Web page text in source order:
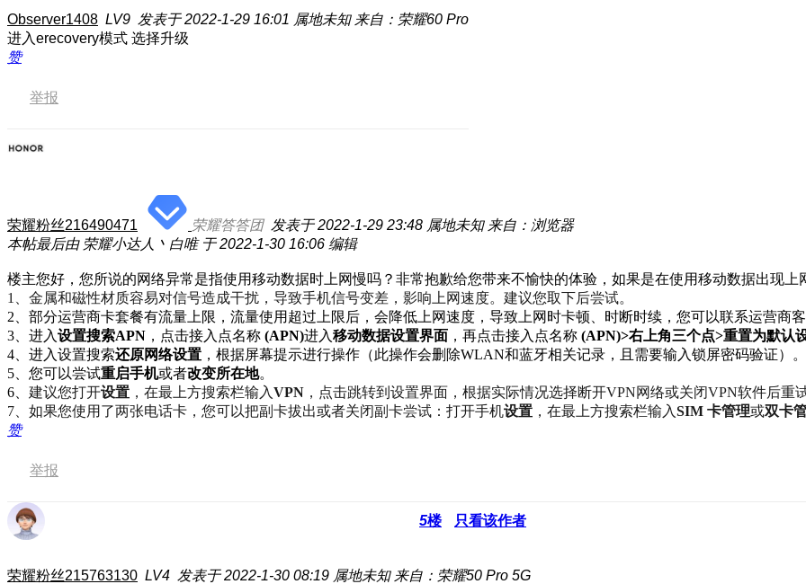
Observer1408 LV9 发表于 2022-1-29 16:01 属地未知 来自：荣耀60 Pro
进入erecovery模式 选择升级
赞
举报
荣耀粉丝216490471 荣耀答答团 发表于 2022-1-29 23:48 属地未知 来自：浏览器
本帖最后由 荣耀小达人丶白唯 于 2022-1-30 16:06 编辑
楼主您好，您所说的网络异常是指使用移动数据时上网慢吗？非常抱歉给您带来不愉快的体验，如果是在使用移动数据出现
1、 金属和磁性材质容易对信号造成干扰，导致手机信号变差，影响上网速度。建议您取下后尝试。
2、部分运营商卡套餐有流量上限，流量使用超过上限后，会降低上网速度，导致上网时卡顿、时断时续，您可以联系运营商
3、进入设置搜索APN ，点击接入点名称 (APN)进入移动数据设置界面 ，再点击接入点名称 (APN)>右上角三个点>重置为默认
4、进入设置搜索还原网络设置 ，根据屏幕提示进行操作（此操作会删除WLAN和蓝牙相关记录，且需要输入锁屏密码验证）。
5、您可以尝试重启手机或者改变所在地。
6、 建议您打开设置 ，在最上方搜索栏输入VPN ，点击跳转到设置界面，根据实际情况选择断开VPN网络或关闭VPN软件后重
7、如果您使用了两张电话卡， 您可以把副卡拔出或者关闭副卡尝试：打开手机设置 ，在最上方搜索栏输入SIM 卡管理或双卡
赞
举报
5楼 只看该作者
荣耀粉丝215763130 LV4 发表于 2022-1-30 08:19 属地未知 来自：荣耀50 Pro 5G